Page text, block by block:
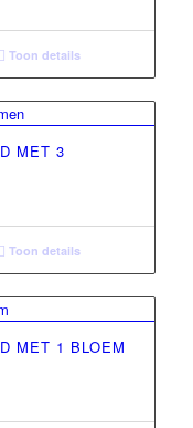
Toon details
MET 3
Toon details
MET 1 BLOEM